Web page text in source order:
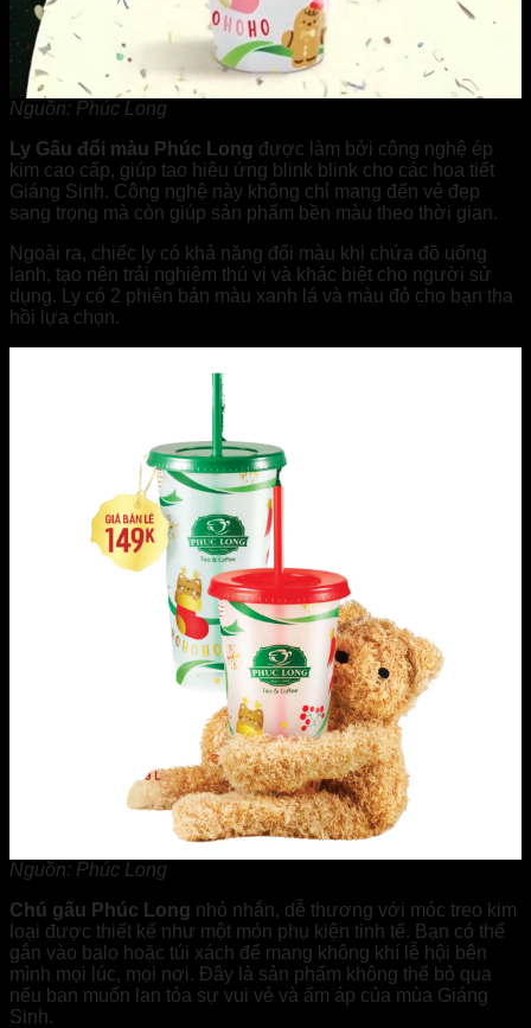
Nguồn: Phúc Long
Ly Gấu đổi màu Phúc Long được làm bởi công nghệ ép
kim cao cấp, giúp tạo hiệu ứng blink blink cho các họa tiết
Giáng Sinh. Công nghệ này không chỉ mang đến vẻ đẹp
sang trọng mà còn giúp sản phẩm bền màu theo thời gian.
Ngoài ra, chiếc ly có khả năng đổi màu khi chứa đồ uống
lạnh, tạo nên trải nghiệm thú vị và khác biệt cho người sử
dụng. Ly có 2 phiên bản màu xanh lá và màu đỏ cho bạn tha
hồi lựa chọn.
Nguồn: Phúc Long
Chú gấu Phúc Long nhỏ nhắn, dễ thương với móc treo kim
loại được thiết kế như một món phụ kiện tinh tế. Bạn có thể
gắn vào balo hoặc túi xách để mang không khí lễ hội bên
mình mọi lúc, mọi nơi. Đây là sản phẩm không thể bỏ qua
nếu bạn muốn lan tỏa sự vui vẻ và ấm áp của mùa Giáng
Sinh.